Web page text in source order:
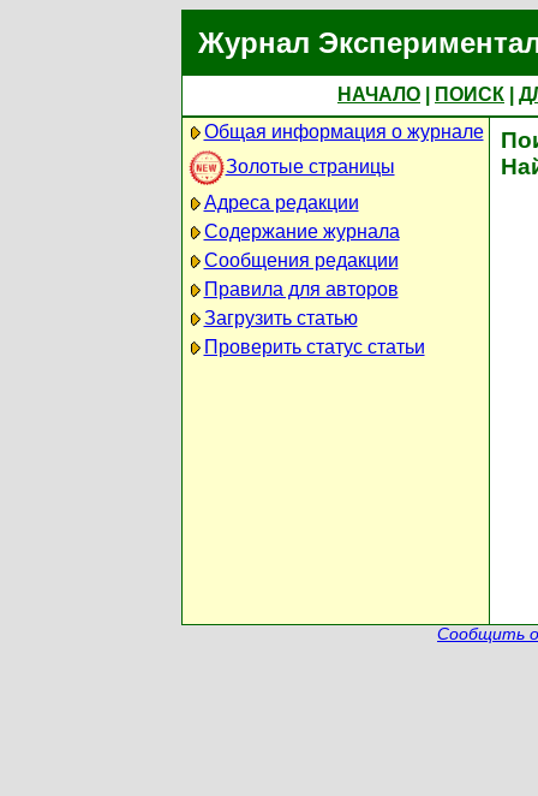
Журнал
НАЧАЛО ПОИСК
Общая информация о журнале
Золотые страницы
Адреса редакции
Содержание журнала
Сообщения редакции
Правила для авторов
Загрузить статью
Проверить статус статьи
Сообщить о